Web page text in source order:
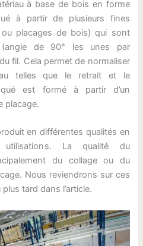
à base de bois en forme
à partir de plusieurs fines
placages de bois) qui sont
(angle de 90° les unes par
fil. Cela permet de normaliser
telles que le retrait et le
est formé à partir d’un
placage.
en différentes qualités en
La qualité du
du collage ou du
Nous reviendrons sur ces
tard dans l’article.